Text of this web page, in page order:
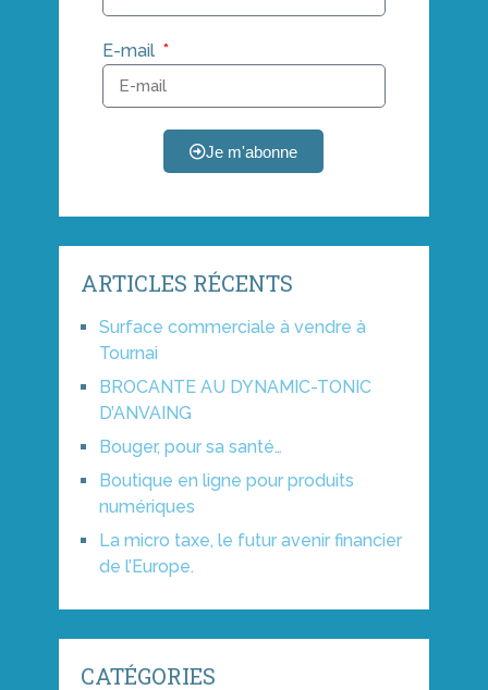
E-mail
Je m'abonne
ARTICLES RÉCENTS
Surface commerciale à vendre à
Tournai
BROCANTE AU DYNAMIC-TONIC
D’ANVAING
Bouger, pour sa santé…
Boutique en ligne pour produits
numériques
La micro taxe, le futur avenir financier
de l’Europe.
CATÉGORIES